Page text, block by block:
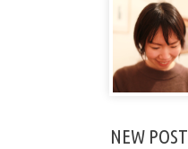
NEW POST